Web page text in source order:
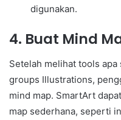
digunakan.
4. Buat Mind
Setelah melihat tools apa
groups Illustrations,
mind map. SmartArt
map sederhana, seperti